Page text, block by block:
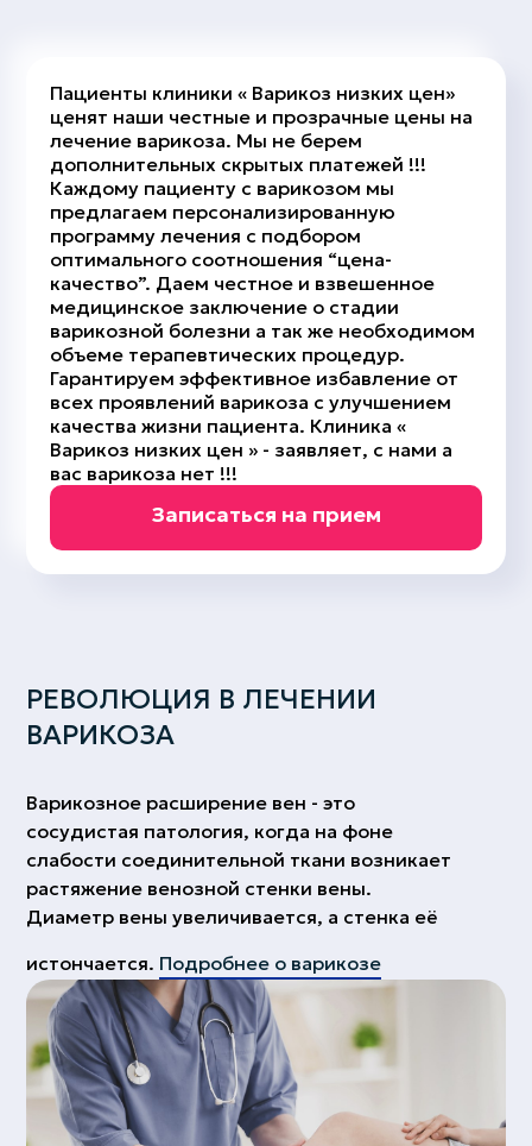
Пациенты клиники « Варикоз низких цен»
ценят наши честные и прозрачные цены на
лечение варикоза. Мы не берем
дополнительных скрытых платежей !!!
Каждому пациенту с варикозом мы
предлагаем персонализированную
программу лечения с подбором
оптимального соотношения “цена-
качество”. Даем честное и взвешенное
медицинское заключение о стадии
варикозной болезни а так же необходимом
объеме терапевтических процедур.
Гарантируем эффективное избавление от
всех проявлений варикоза с улучшением
качества жизни пациента. Клиника «
Варикоз низких цен » - заявляет, с нами а
вас варикоза нет !!!
Записаться на прием
РЕВОЛЮЦИЯ В ЛЕЧЕНИИ
ВАРИКОЗА
Варикозное расширение вен - это
сосудистая патология, когда на фоне
слабости соединительной ткани возникает
растяжение венозной стенки вены.
Диаметр вены увеличивается, а стенка её
истончается. Подробнее о варикозе